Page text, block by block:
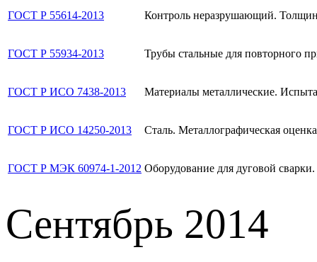
ГОСТ Р 55614-2013 Контроль неразрушающий.
ГОСТ Р 55934-2013 Трубы стальные для повторного
ГОСТ Р ИСО 7438-2013 Материалы металлические.
ГОСТ Р ИСО 14250-2013 Сталь. Металлографическая
ГОСТ Р МЭК 60974-1-2012 Оборудование для дуговой
Сентябрь 2014